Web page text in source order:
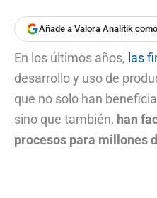
Añade a Valora Analitik
En los últimos años, las
desarrollo y uso de
que no solo han
sino que también, han
procesos para millones